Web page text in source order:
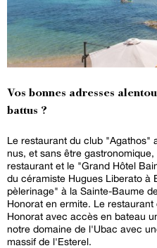
Vos bonnes adresses
battus ?
Le restaurant du club "Agathos"
nus, et sans être
restaurant et le "Grand Hôtel Bain" à
du céramiste Hugues Liberato à
pèlerinage" à la Sainte-Baume
Honorat en ermite. Le
Honorat avec accès en bateau
notre domaine de l'Ubac avec
massif de l'Esterel.